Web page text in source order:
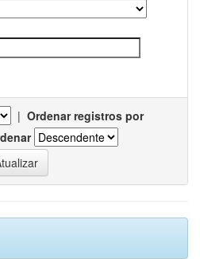
| Ordenar registros por